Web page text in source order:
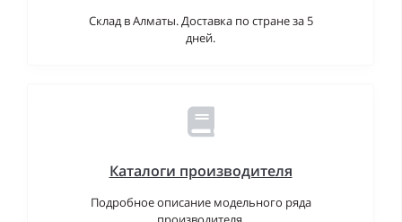
Склад в Алматы. Доставка по стране за 5
дней.
Каталоги производителя
Подробное описание модельного ряда